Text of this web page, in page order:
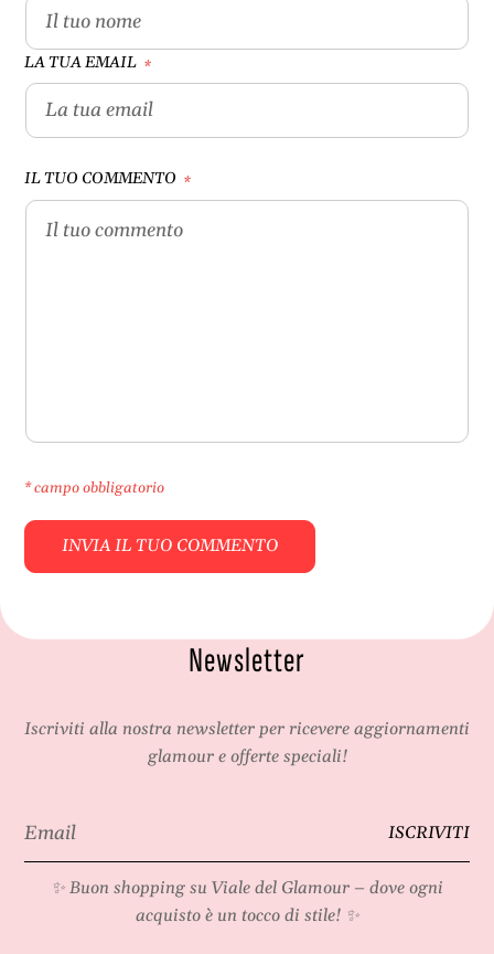
LA TUA EMAIL *
IL TUO COMMENTO *
* campo obbligatorio
Newsletter
Iscriviti alla nostra newsletter per ricevere aggiornamenti
glamour e offerte speciali!
ISCRIVITI
✨ Buon shopping su Viale del Glamour – dove ogni
acquisto è un tocco di stile! ✨